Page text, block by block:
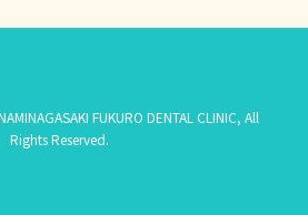
FUKURO DENTAL CLINIC, All
Rights Reserved.